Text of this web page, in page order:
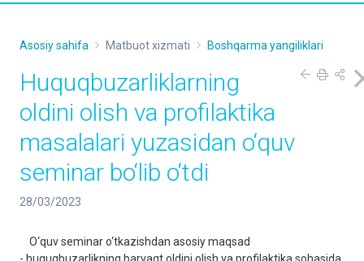
Asosiy sahifa Matbuot xizmati Boshqarma yangiliklari
Huquqbuzarliklarning
oldini olish va profilaktika
masalalari yuzasidan o‘quv
seminar bo‘lib o‘tdi
28/03/2023
O‘quv seminar o‘tkazishdan asosiy maqsad